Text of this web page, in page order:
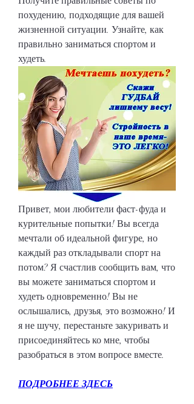
похудению, подходящие для вашей
жизненной ситуации. Узнайте, как
правильно заниматься спортом и
худеть.
Привет, мои любители фаст-фуда и
курительные попытки! Вы всегда
мечтали об идеальной фигуре, но
каждый раз откладывали спорт на
потом? Я счастлив сообщить вам, что
вы можете заниматься спортом и
худеть одновременно! Вы не
ослышались, друзья, это возможно! И
я не шучу, перестаньте закуривать и
присоединяйтесь ко мне, чтобы
разобраться в этом вопросе вместе.
ПОДРОБНЕЕ ЗДЕСЬ